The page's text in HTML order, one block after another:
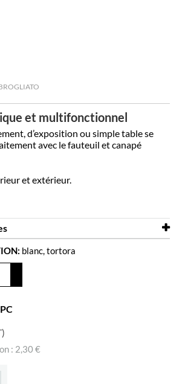
et multifonctionnel
d’exposition ou simple table se
avec le fauteuil et canapé
et extérieur.
330 mm
blanc, tortora
: 2,30 €